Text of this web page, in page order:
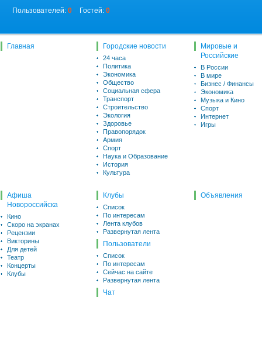
Пользователей: 0 Гостей: 0
Главная Городские новости
24 часа
Политика
Экономика
Общество
Социальная сфера
Транспорт
Строительство
Экология
Здоровье
Правопорядок
Армия
Спорт
Наука и Образование
История
Культура
Мировые и
Российские
В России
В мире
Бизнес / Финансы
Экономика
Музыка и Кино
Спорт
Интернет
Игры
Афиша
Новороссийска
Кино
Скоро на экранах
Рецензии
Викторины
Для детей
Театр
Концерты
Клубы
Клубы
Список
По интересам
Лента клубов
Развернутая лента
Пользователи
Список
По интересам
Сейчас на сайте
Развернутая лента
Чат
Объявления